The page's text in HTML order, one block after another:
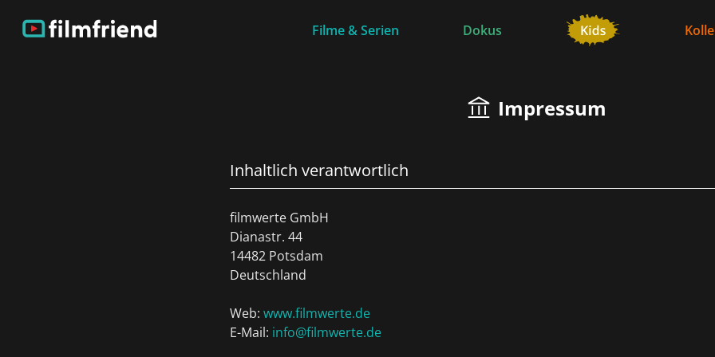
Filme & Serien Dokus
Impressum
Inhaltlich verantwortlich
filmwerte GmbH
Dianastr. 44
14482 Potsdam
Deutschland
Web: www.filmwerte.de
E-Mail: info@filmwerte.de